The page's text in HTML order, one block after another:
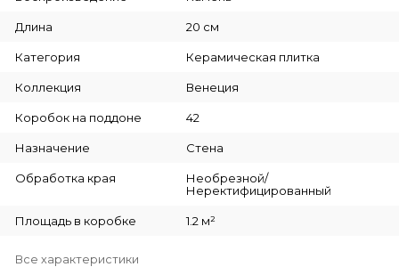
Длина 20 см
Категория Керамическая плитка
Коллекция Венеция
Коробок на поддоне 42
Назначение Стена
Обработка края
Необрезной/
Неректифицированный
Площадь в коробке 1.2 м²
Все характеристики